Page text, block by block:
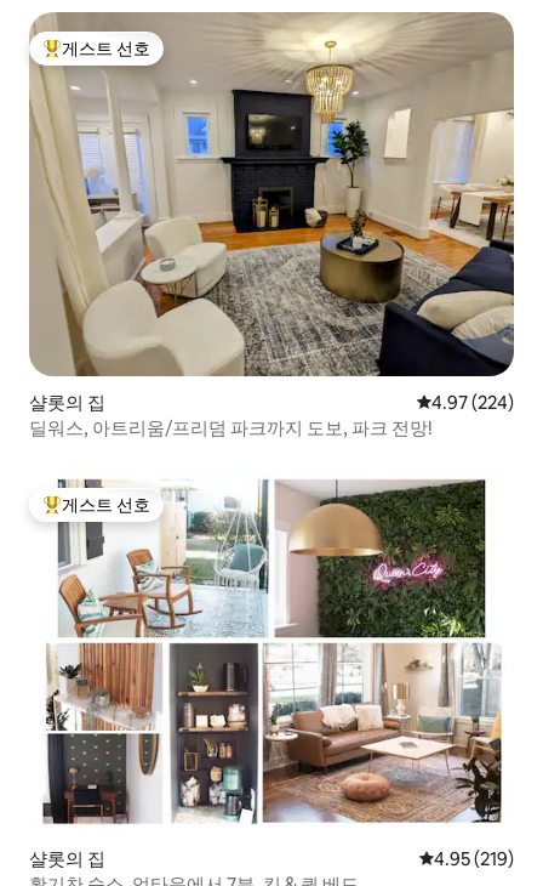
상위 게스트 선호
게스트 선호
샬롯의 집 평점 4.97점(5
4.97 (224)
딜워스, 아트리움/프리덤 파크까지 도보, 파크 전망!
상위 게스트 선호
게스트 선호
샬롯의 집 평점 4.95점(5
4.95 (219)